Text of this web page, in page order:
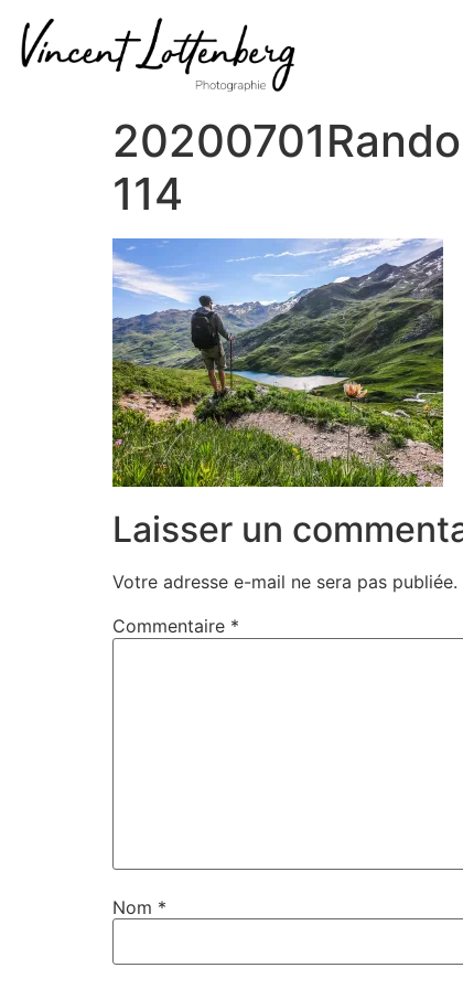
114
Laisser un
Votre adresse e-mail ne sera pas publiée.
Commentaire *
Nom *